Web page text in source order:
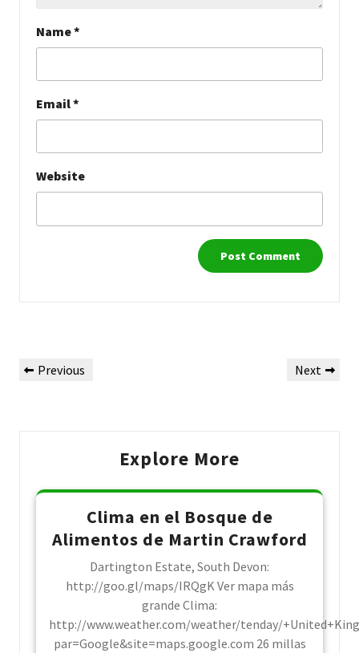
Name*
Email*
Website
navigation
Previous
Previous
Next
Next
Explore More
Clima en el Bosque de
Alimentos de Martin Crawford
Dartington Estate, South Devon:
http://goo.gl/maps/IRQgK Ver mapa más
grande Clima:
http://www.weather.com/weather/tenday/
par=Google&site=maps.google.com 26 millas